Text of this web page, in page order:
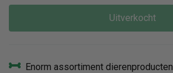
Uitverkocht
Enorm assortiment dierenproducten